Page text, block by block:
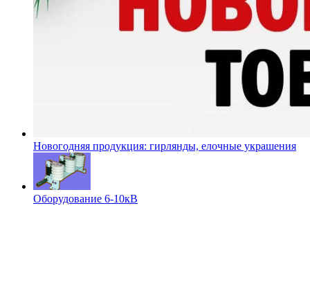
Новогодняя продукция: гирлянды, елочные украшения
Оборудование 6-10кВ